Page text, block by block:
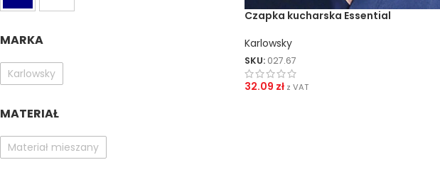
MARKA
Karlowsky
MATERIAŁ
Materiał mieszany
Czapka kucharska Essential
Karlowsky
SKU: 027.67
32.09 zł z VAT